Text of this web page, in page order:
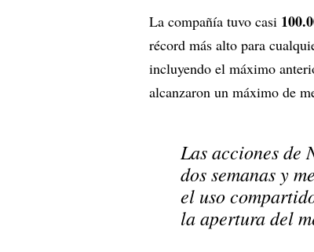
La compañía tuvo casi
récord más alto para
incluyendo el máximo
alcanzaron un máximo de
Las acciones de
dos semanas y
el uso
la apertura del